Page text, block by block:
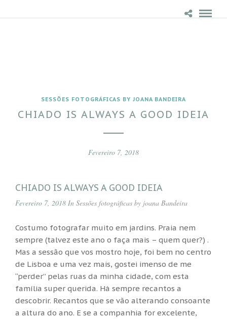
SESSÕES FOTOGRÁFICAS BY JOANA BANDEIRA
CHIADO IS ALWAYS A GOOD IDEIA
Fevereiro 7, 2018
CHIADO IS ALWAYS A GOOD IDEIA
Fevereiro 7, 2018 In Sessões fotográficas by joana Bandeira
Costumo fotografar muito em jardins. Praia nem
sempre (talvez este ano o faça mais – quem quer?) .
Mas a sessão que vos mostro hoje, foi bem no centro
de Lisboa e uma vez mais, gostei imenso de me
“perder” pelas ruas da minha cidade, com esta
família super querida. Há sempre recantos a
descobrir. Recantos que se vão alterando consoante
a altura do ano. E se a companhia for excelente,